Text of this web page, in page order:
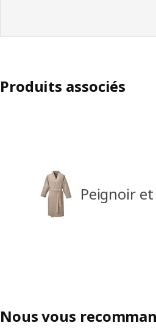
Produits associés
Peignoir et
Nous vous